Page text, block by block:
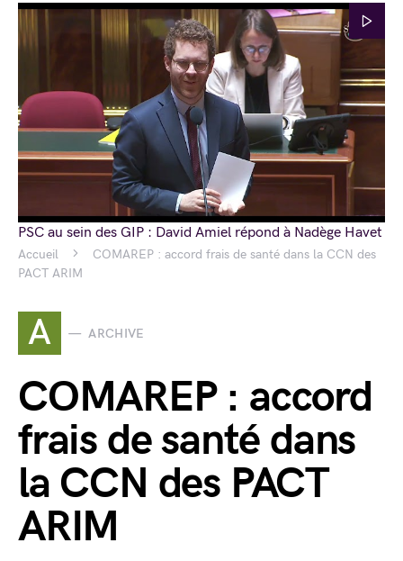
Accueil
COMAREP : accord frais de santé dans la CCN des
PACT ARIM
A ARCHIVE
COMAREP : accord
frais de santé dans
la CCN des PACT
ARIM
PSC au sein des GIP : David Amiel répond à Nadège Havet